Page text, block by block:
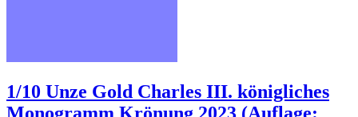
1/10 Unze Gold Charles III. königliches